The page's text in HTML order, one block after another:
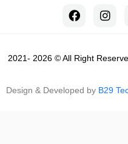
2021- 2026 © All Right
Design & Developed by B29